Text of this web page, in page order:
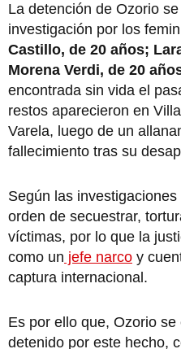
La detención de Ozorio
investigación por los
Castillo, de 20 años;
Morena Verdi, de 20
encontrada sin vida el
restos aparecieron en
Varela, luego de un
fallecimiento tras su
Según las investigaciones
orden de secuestrar,
víctimas, por lo que la
como un jefe narco y
captura internacional.
Es por ello que, Ozorio
detenido por este hecho,